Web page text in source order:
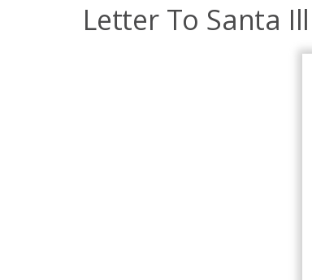
Letter To Santa